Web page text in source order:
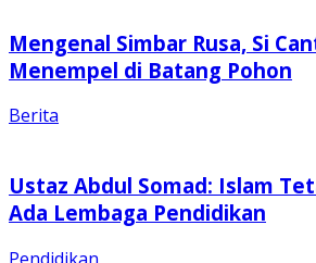
Mengenal Simbar Rusa, Si
Menempel di Batang Pohon
Berita
Ustaz Abdul Somad: Islam
Ada Lembaga Pendidikan